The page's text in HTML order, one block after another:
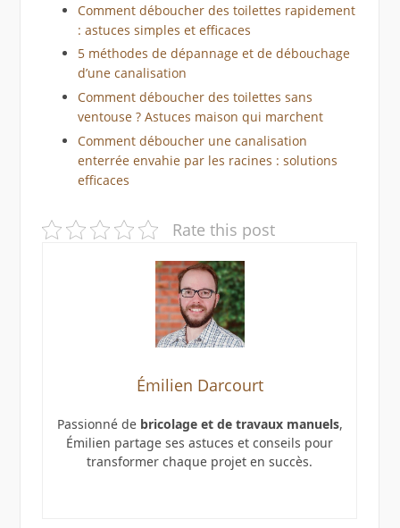
Comment déboucher des toilettes rapidement
: astuces simples et efficaces
5 méthodes de dépannage et de débouchage
d’une canalisation
Comment déboucher des toilettes sans
ventouse ? Astuces maison qui marchent
Comment déboucher une canalisation
enterrée envahie par les racines : solutions
efficaces
Rate this post
Émilien Darcourt
Passionné de bricolage et de travaux manuels,
Émilien partage ses astuces et conseils pour
transformer chaque projet en succès.